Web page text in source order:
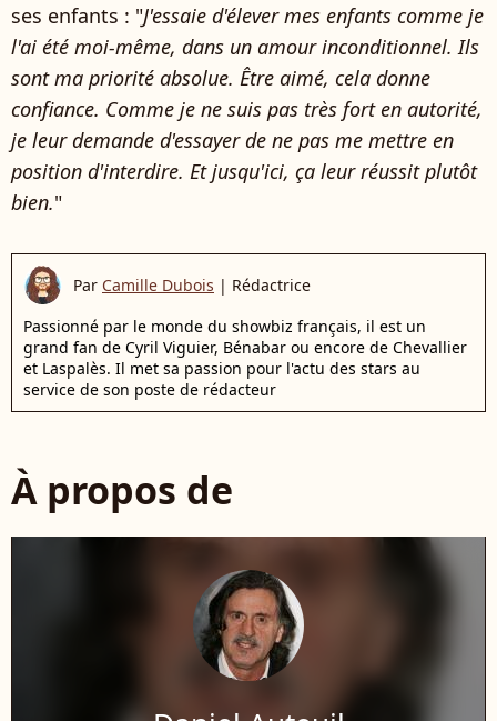
ses enfants : "J'essaie d'élever mes enfants comme je
l'ai été moi-même, dans un amour inconditionnel. Ils
sont ma priorité absolue. Être aimé, cela donne
confiance. Comme je ne suis pas très fort en autorité,
je leur demande d'essayer de ne pas me mettre en
position d'interdire. Et jusqu'ici, ça leur réussit plutôt
bien."
Par Camille Dubois | Rédactrice
Passionné par le monde du showbiz français, il est un
grand fan de Cyril Viguier, Bénabar ou encore de Chevallier
et Laspalès. Il met sa passion pour l'actu des stars au
service de son poste de rédacteur
À propos de